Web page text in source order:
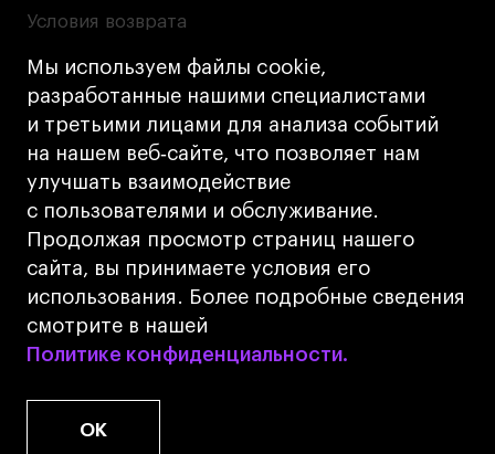
Мы используем файлы cookie,
разработанные нашими специалистами
и третьими лицами для анализа событий
на нашем веб‑сайте, что позволяет нам
улучшать взаимодействие
с пользователями и обслуживание.
Продолжая просмотр страниц нашего
сайта, вы принимаете условия его
использования. Более подробные сведения
смотрите в нашей
Политике конфиденциальности.
Политике конфиденциальности.
OK
© 2026 БВШД
Условия возврата
Кредит на образование с господдержкой
Лицензия на осуществление образовательной
деятельности АНО ВО «Универсальный
Университет»
Карта сайта
Дизайн
Разработка